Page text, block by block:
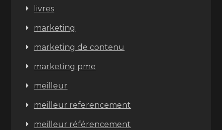
livres
marketing
marketing de contenu
marketing pme
meilleur
meilleur referencement
meilleur référencement